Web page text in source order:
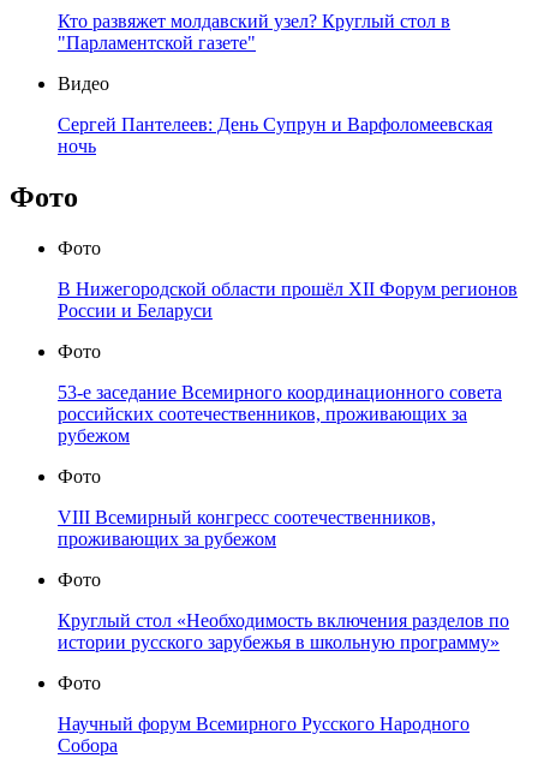
Кто развяжет молдавский узел? Круглый стол в
"Парламентской газете"
Видео
Сергей Пантелеев: День Супрун и Варфоломеевская
ночь
Фото
Фото
В Нижегородской области прошёл XII Форум регионов
России и Беларуси
Фото
53-е заседание Всемирного координационного совета
российских соотечественников, проживающих за
рубежом
Фото
VIII Всемирный конгресс соотечественников,
проживающих за рубежом
Фото
Круглый стол «Необходимость включения разделов по
истории русского зарубежья в школьную программу»
Фото
Научный форум Всемирного Русского Народного
Собора